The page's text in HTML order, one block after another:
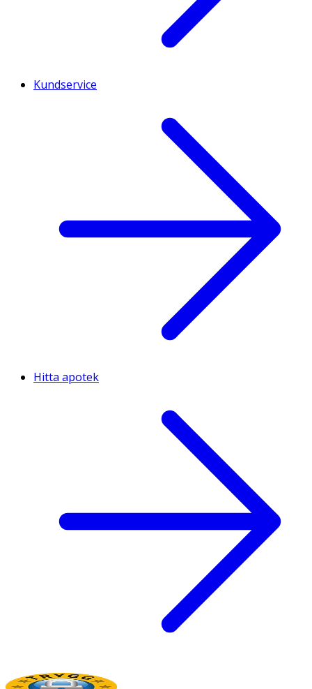
Kundservice
Hitta apotek